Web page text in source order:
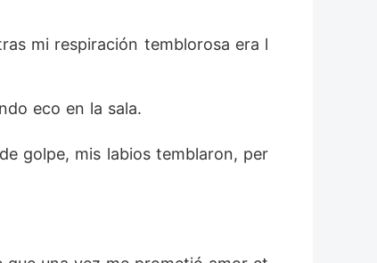
sería capaz de derretir su
mi respiración temblorosa era l
eco en la sala.
golpe, mis labios temblaron, per